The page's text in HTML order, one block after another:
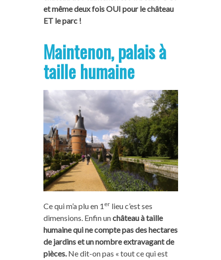
et même deux fois OUI pour le château
ET le parc !
Maintenon, palais à
taille humaine
Ce qui m’a plu en 1 erlieu c’est ses
dimensions. Enfin unchâteau à taille
humaine qui ne compte pas des hectares
de jardins et un nombre extravagant de
pièces.Ne dit-on pas « tout ce qui est